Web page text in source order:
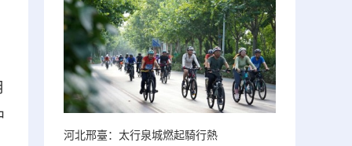
河北邢臺：太行泉城燃起騎行熱